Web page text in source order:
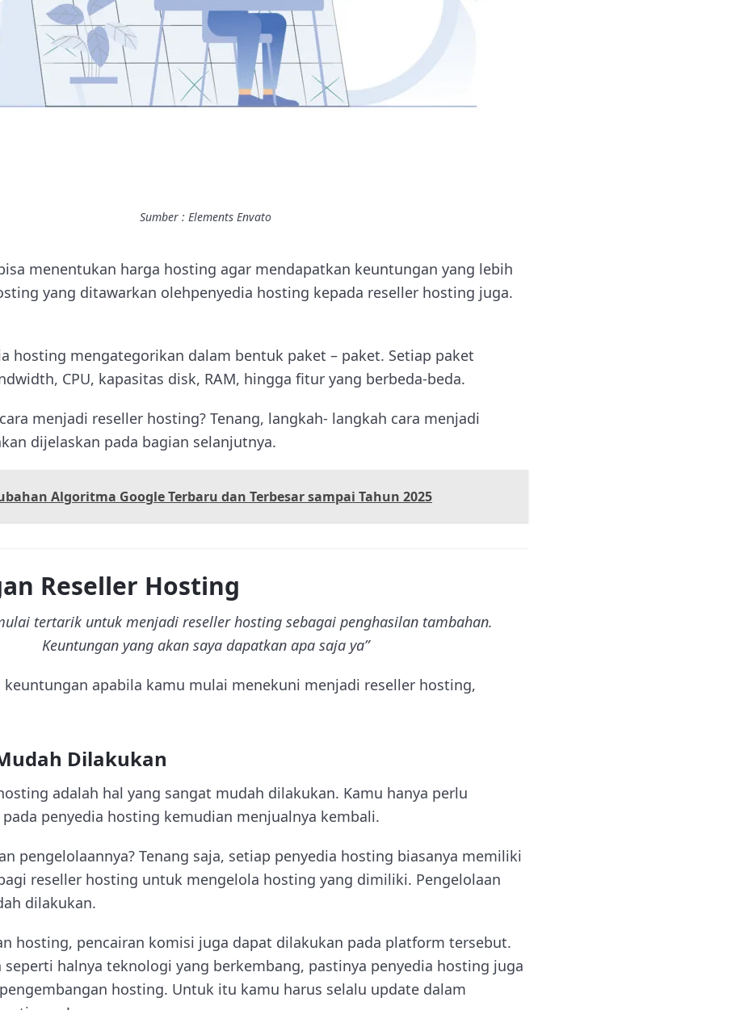
Sumber : Elements Envato
menentukan harga hosting agar mendapatkan keuntungan yang lebih
yang ditawarkan olehpenyedia hosting kepada reseller hosting juga.
hosting mengategorikan dalam bentuk paket – paket. Setiap paket
CPU, kapasitas disk, RAM, hingga fitur yang berbeda-beda.
menjadi reseller hosting? Tenang, langkah- langkah cara menjadi
dijelaskan pada bagian selanjutnya.
Algoritma Google Terbaru dan Terbesar sampai Tahun 2025
Reseller Hosting
tertarik untuk menjadi reseller hosting sebagai penghasilan tambahan.
Keuntungan yang akan saya dapatkan apa saja ya”
keuntungan apabila kamu mulai menekuni menjadi reseller hosting,
Dilakukan
adalah hal yang sangat mudah dilakukan. Kamu hanya perlu
penyedia hosting kemudian menjualnya kembali.
pengelolaannya? Tenang saja, setiap penyedia hosting biasanya memiliki
reseller hosting untuk mengelola hosting yang dimiliki. Pengelolaan
dilakukan.
hosting, pencairan komisi juga dapat dilakukan pada platform tersebut.
seperti halnya teknologi yang berkembang, pastinya penyedia hosting juga
hosting. Untuk itu kamu harus selalu update dalam